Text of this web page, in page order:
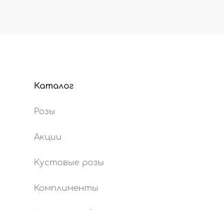
Каталог
Розы
Акции
Кустовые розы
Комплименты